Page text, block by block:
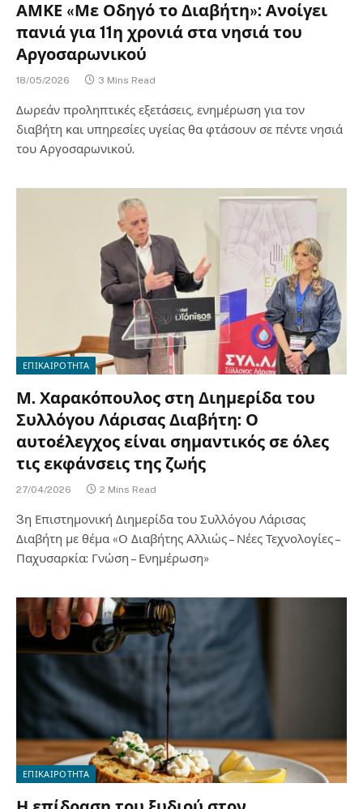
ΑΜΚΕ «Με Οδηγό το Διαβήτη»: Ανοίγει
πανιά για 11η χρονιά στα νησιά του
Αργοσαρωνικού
18/05/2026 3 Mins Read
Δωρεάν προληπτικές εξετάσεις, ενημέρωση για τον
διαβήτη και υπηρεσίες υγείας θα φτάσουν σε πέντε νησιά
του Αργοσαρωνικού.
ΕΠΙΚΑΙΡΟΤΗΤΑ
Μ. Χαρακόπουλος στη Διημερίδα του
Συλλόγου Λάρισας Διαβήτη: Ο
αυτοέλεγχος είναι σημαντικός σε όλες
τις εκφάνσεις της ζωής
27/04/2026 2 Mins Read
3η Επιστημονική Διημερίδα του Συλλόγου Λάρισας
Διαβήτη με θέμα «Ο Διαβήτης Αλλιώς – Νέες Τεχνολογίες –
Παχυσαρκία: Γνώση – Ενημέρωση»
ΕΠΙΚΑΙΡΟΤΗΤΑ